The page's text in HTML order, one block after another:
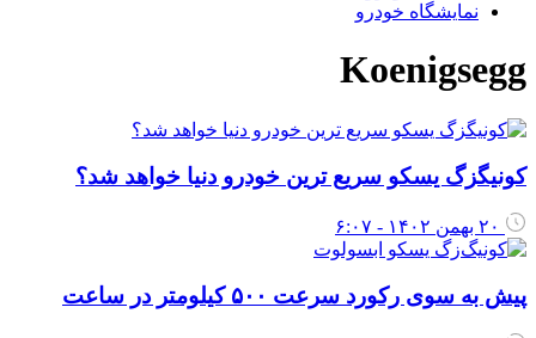
نمایشگاه خودرو
Koenigsegg
کونیگزگ یسکو سریع ترین خودرو دنیا خواهد شد؟
پیش به سوی رکورد سرعت ۵۰۰ کیلومتر در ساعت